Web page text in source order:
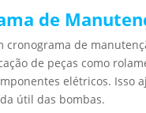
de
cronograma de
de peças como
elétricos. Isso
útil das bombas.